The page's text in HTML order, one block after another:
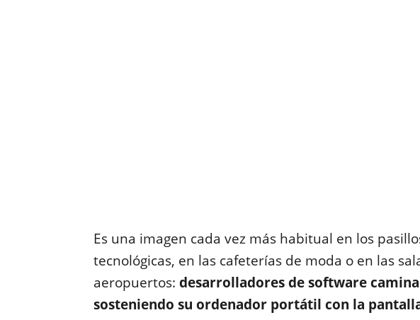
Es una imagen cada vez más habitual en los
tecnológicas, en las cafeterías de moda o en las
aeropuertos: desarrolladores de software
sosteniendo su ordenador portátil con la